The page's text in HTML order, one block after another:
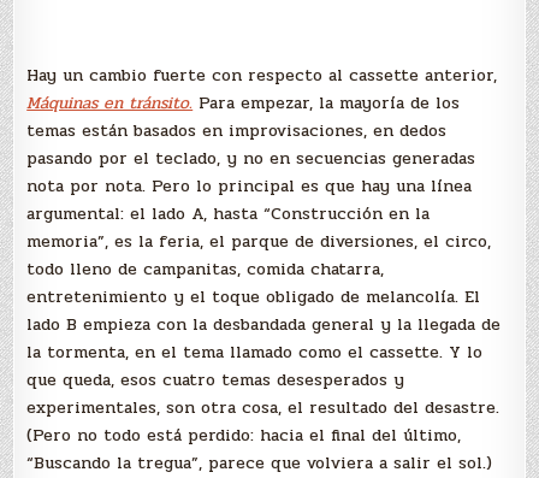
Hay un cambio fuerte con respecto al cassette anterior,
Máquinas en tránsito.Para empezar, la mayoría de los
temas están basados en improvisaciones, en dedos
pasando por el teclado, y no en secuencias generadas
nota por nota. Pero lo principal es que hay una línea
argumental: el lado A, hasta “Construcción en la
memoria”, es la feria, el parque de diversiones, el circo,
todo lleno de campanitas, comida chatarra,
entretenimiento y el toque obligado de melancolía. El
lado B empieza con la desbandada general y la llegada de
la tormenta, en el tema llamado como el cassette. Y lo
que queda, esos cuatro temas desesperados y
experimentales, son otra cosa, el resultado del desastre.
(Pero no todo está perdido: hacia el final del último,
“Buscando la tregua”, parece que volviera a salir el sol.)